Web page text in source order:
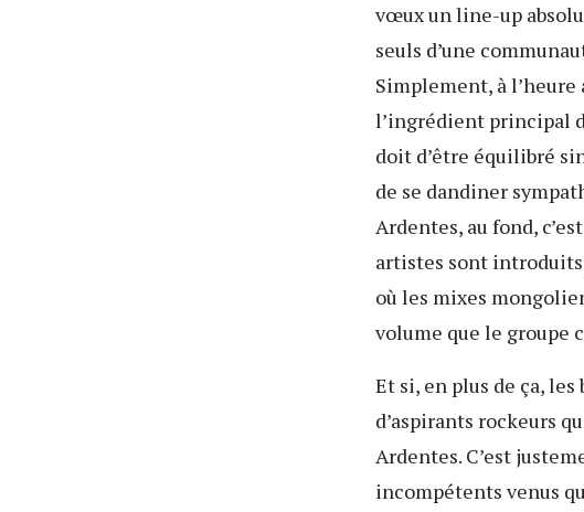
vœux un line-up
seuls d’une
Simplement, à
l’ingrédient principal
doit d’être équilibré
de se dandiner
Ardentes, au fond,
artistes sont
où les mixes
volume que le groupe
Et si, en plus de ça,
d’aspirants rockeurs
Ardentes. C’est
incompétents venus